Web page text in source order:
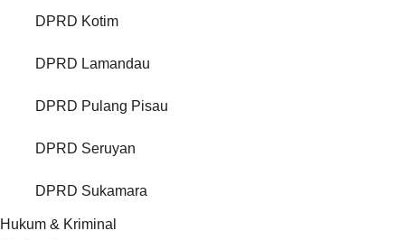
DPRD Kotim
DPRD Lamandau
DPRD Pulang Pisau
DPRD Seruyan
DPRD Sukamara
Hukum & Kriminal